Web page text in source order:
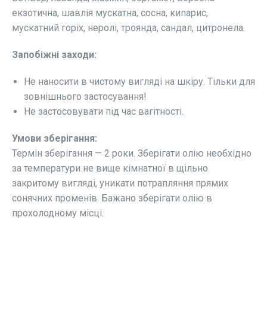
екзотична, шавлія мускатна, сосна, кипарис,
мускатний горіх, неролі, троянда, сандал, цитронела.
Запобіжні заходи:
Не наносити в чистому вигляді на шкіру. Тільки для
зовнішнього застосування!
Не застосовувати під час вагітності.
Умови зберігання:
Термін зберігання — 2 роки. Зберігати олію необхідно
за температури не вище кімнатної в щільно
закритому вигляді, уникати потрапляння прямих
сонячних променів. Бажано зберігати олію в
прохолодному місці.